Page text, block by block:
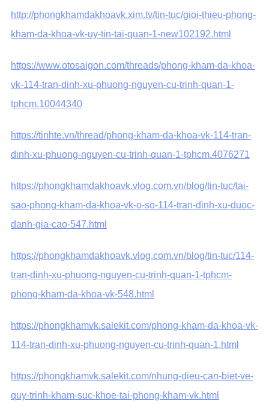
http://phongkhamdakhoavk.xim.tv/tin-tuc/gioi-thieu-phong-
kham-da-khoa-vk-uy-tin-tai-quan-1-new102192.html
https://www.otosaigon.com/threads/phong-kham-da-khoa-
vk-114-tran-dinh-xu-phuong-nguyen-cu-trinh-quan-1-
tphcm.10044340
https://tinhte.vn/thread/phong-kham-da-khoa-vk-114-tran-
dinh-xu-phuong-nguyen-cu-trinh-quan-1-tphcm.4076271
https://phongkhamdakhoavk.vlog.com.vn/blog/tin-tuc/tai-
sao-phong-kham-da-khoa-vk-o-so-114-tran-dinh-xu-duoc-
danh-gia-cao-547.html
https://phongkhamdakhoavk.vlog.com.vn/blog/tin-tuc/114-
tran-dinh-xu-phuong-nguyen-cu-trinh-quan-1-tphcm-
phong-kham-da-khoa-vk-548.html
https://phongkhamvk.salekit.com/phong-kham-da-khoa-vk-
114-tran-dinh-xu-phuong-nguyen-cu-trinh-quan-1.html
https://phongkhamvk.salekit.com/nhung-dieu-can-biet-ve-
quy-trinh-kham-suc-khoe-tai-phong-kham-vk.html